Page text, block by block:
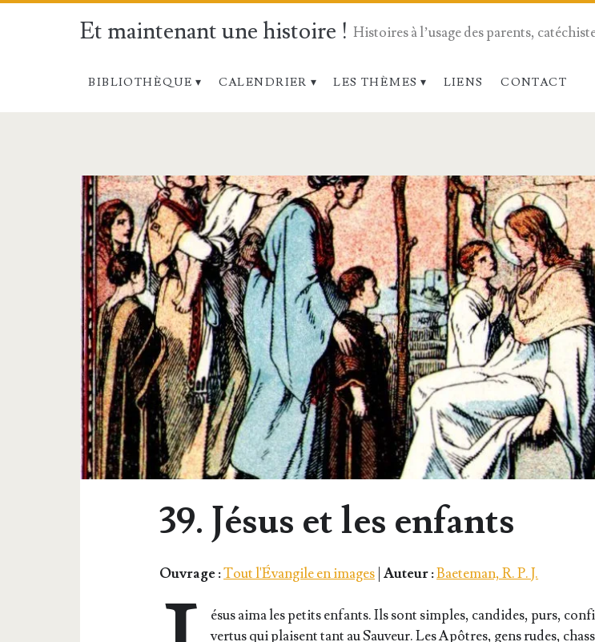
Et maintenant une histoire ! Histoires à l’usage des parents,
BIBLIOTHÈQUE CALENDRIER LES THÈMES LIENS CONTACT
39. Jésus et les enfants
Ouvrage :Tout l'Évangile en images |Auteur :Baeteman, R. P. J.
ésus aima les petits enfants. Ils sont simples, can­dides, purs,
ver­tus qui plaisent tant au Sau­veur. Les Apôtres, gens rudes,